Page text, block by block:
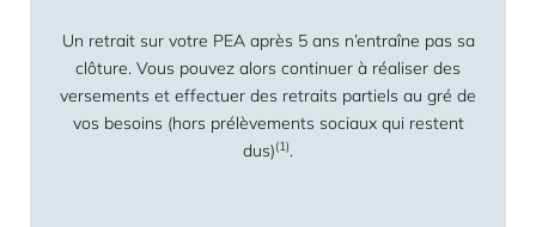
Un retrait sur votre PEA après 5 ans n’entraîne pas sa
clôture. Vous pouvez alors continuer à réaliser des
versements et effectuer des retraits partiels au gré de
vos besoins (hors prélèvements sociaux qui restent
dus)(1).